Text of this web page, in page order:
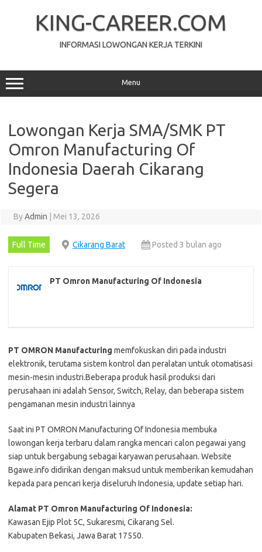
KING-CAREER.COM
INFORMASI LOWONGAN KERJA TERKINI
Menu
Lowongan Kerja SMA/SMK PT
Omron Manufacturing Of
Indonesia Daerah Cikarang
Segera
ByAdmin Mei 13, 2026
Full Time Cikarang Barat Posted 3 bulan ago
PT Omron Manufacturing Of Indonesia
PT OMRON Manufacturing memfokuskan diri pada industri
elektronik, terutama sistem kontrol dan peralatan untuk otomatisasi
mesin-mesin industri.Beberapa produk hasil produksi dari
perusahaan ini adalah Sensor, Switch, Relay, dan beberapa sistem
pengamanan mesin industri lainnya
Saat ini PT OMRON Manufacturing Of Indonesia membuka
lowongan kerja terbaru dalam rangka mencari calon pegawai yang
siap untuk bergabung sebagai karyawan perusahaan. Website
Bgawe.info didirikan dengan maksud untuk memberikan kemudahan
kepada para pencari kerja diseluruh Indonesia, update setiap hari.
Alamat PT Omron Manufacturing Of Indonesia:
Kawasan Ejip Plot 5C, Sukaresmi, Cikarang Sel.
Kabupaten Bekasi, Jawa Barat 17550.